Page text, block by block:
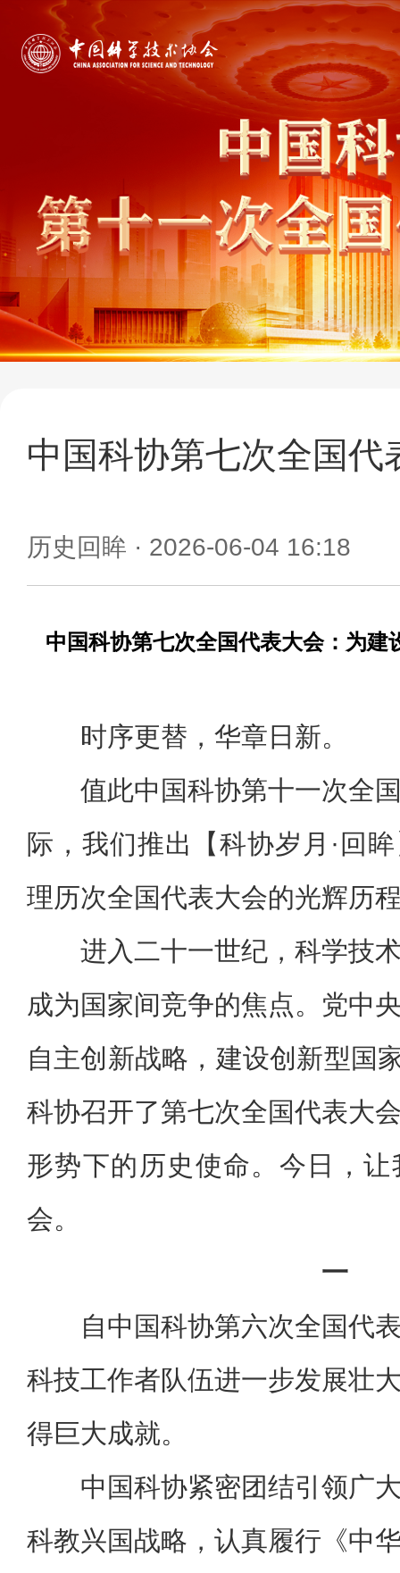
中国科协第七次全国代
历史回眸 · 2026-06-04 16:18
中国科协第七次全国代表大会：为建
时序更替，华章日新。
值此中国科协第十一次全
际，我们推出【科协岁月·回
理历次全国代表大会的光辉历
进入二十一世纪，科学技
成为国家间竞争的焦点。党中
自主创新战略，建设创新型国
科协召开了第七次全国代表大
形势下的历史使命。今日，
会。
一
自中国科协第六次全国代
科技工作者队伍进一步发展壮
得巨大成就。
中国科协紧密团结引领广
科教兴国战略，认真履行《中